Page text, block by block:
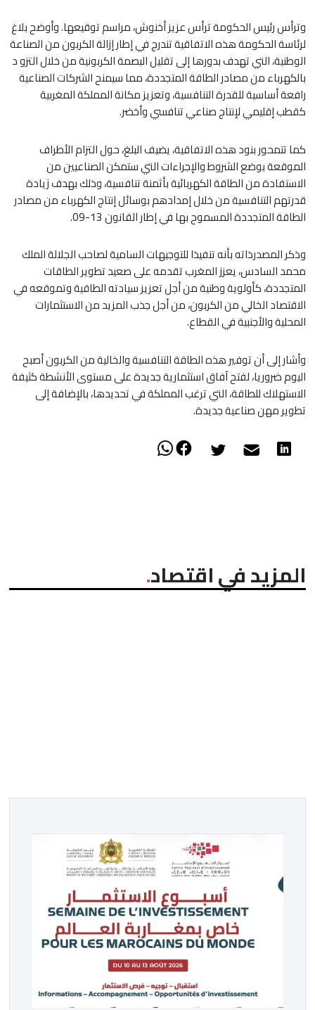
وترأس رئيس الحكومة ترأس عزيز أخنوش، مراسم توقيعها. وأوضح بلاغ
لرئاسة الحكومة هذه الاتفاقية تندرج في إطار إزالة الكربون من الصناعة
الوطنية، التي تهدف بدورها إلى تقليل البصمة الكربونية من خلال التزو د
بالكهرباء من مصادر الطاقة المتجددة، مما سيمنح الشركات الصناعية
رافعة أساسية للقدرة التنافسية، وتعزيز مكانة المملكة المغربية
كقطب إقليمي لإنتاج صناعي تنافسي وأخضر.
كما تتمحور بنود هذه الاتفاقية، يضيف البلغ، حول التزام الأطراف
الموقعة بوضع الشروط والإجراءات التي ستمكن الصناعيين من
الاستفادة من الطاقة الكهربائية بأثمنة تنافسية، وذلك بهدف زيادة
قدرتهم التنافسية من خلال إمدادهم بوسائل إنتاج الكهرباء من مصادر
الطاقة المتجددة المسموح بها في إطار القانون 13-09.
وذكر المصدرذاته بأنه تنفيذا للتوجيهات السامية لصاحب الجلالة الملك
محمد السادس، يعزز المغرب تقدمه على صعيد تطوير الطاقات
المتجددة، كأولوية وطنية من أجل تعزيز سيادته الطاقية وتموقعه في
الاقتصاد الخالي من الكربون، من أجل جذب المزيد من الاستثمارات
المحلية والأجنبية في القطاع.
وأشار إلى أن توفير هذه الطاقة التنافسية والخالية من الكربون أصبح
اليوم ضروريا، لفتح آفاق استثمارية جديدة على مستوى الأنشطة كثيفة
الاستهلاك للطاقة، التي ترغب المملكة في تحديدها، بالإضافة إلى
تطوير مهن صناعية جديدة.
المزيد في اقتصاد